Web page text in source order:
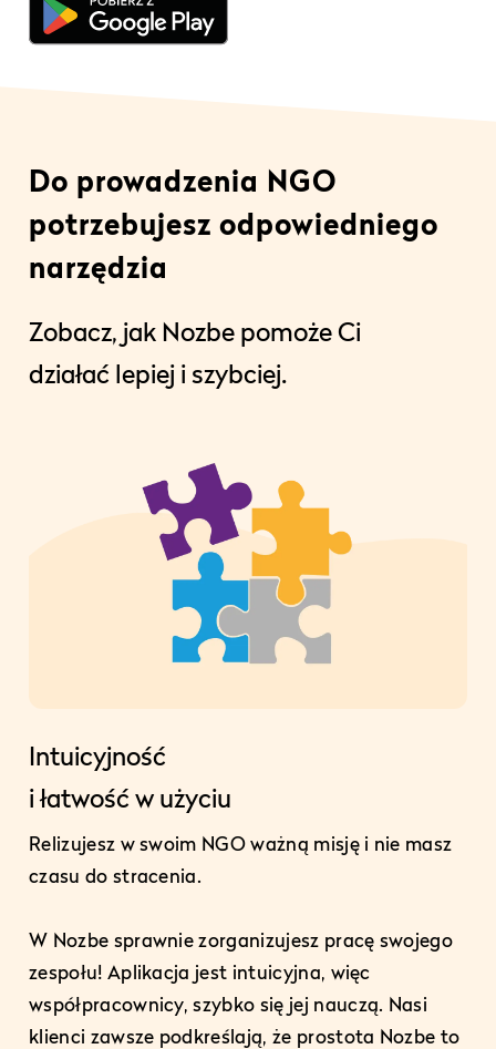
Do prowadzenia NGO
potrzebujesz odpowiedniego
narzędzia
Zobacz, jak Nozbe pomoże Ci
działać lepiej i szybciej.
Intuicyjność
i łatwość w użyciu
Relizujesz w swoim NGO ważną misję i nie masz
czasu do stracenia.
W Nozbe sprawnie zorganizujesz pracę swojego
zespołu! Aplikacja jest intuicyjna, więc
współpracownicy, szybko się jej nauczą. Nasi
klienci zawsze podkreślają, że prostota Nozbe to